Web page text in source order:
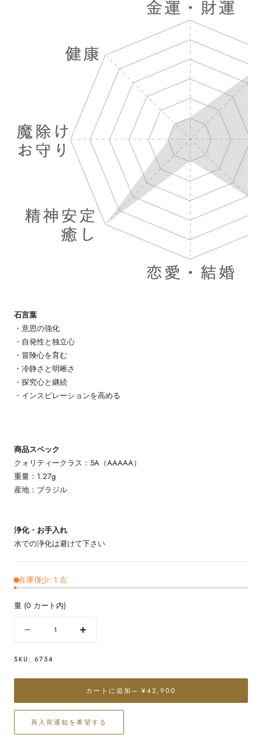
石言葉
・意思の強化
・自発性と独立心
・冒険心を育む
・冷静さと明晰さ
・探究心と継続
・インスピレーションを高める
商品スペック
クォリティークラス：5A（AAAAA）
重量：1.27g
産地：ブラジル
浄化・お手入れ
水での浄化は避けて下さい
在庫僅少: 1 左
量 (0 カート内)
を
減
す
数
増
や
す
SKU: 6754
カートに追加— ¥42,900
再入荷通知を希望する